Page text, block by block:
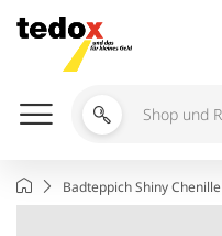
Inhalt
springen
Shop
durchsuchen
StartseiteBadteppich Shiny Chenille